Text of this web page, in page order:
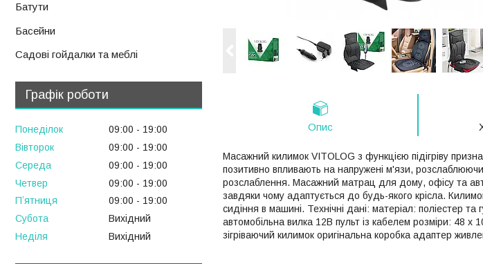
Опис
Масажний килимок VITOLOG з функцією підігріву
позитивно впливають на напружені м'язи,
розслаблення. Масажний матрац для дому, офісу та
завдяки чому адаптується до будь-якого крісла.
сидіння в машині. Технічні дані: матеріал: поліестер
автомобільна вилка 12В пульт із кабелем розміри: 48 х
зігріваючий килимок оригінальна коробка адаптер
Батути
Басейни
Садові гойдалки та меблі
Графік роботи
Понеділок 09:00
19:00
Вівторок
09:00
19:00
Середа
09:00
19:00
Четвер
09:00
19:00
Пʼятниця
09:00
19:00
Субота
Вихідний
Неділя
Вихідний